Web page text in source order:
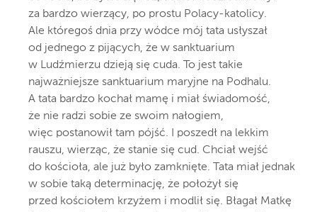
za bardzo wierzący, po prostu Polacy-katolicy.
Ale któregoś dnia przy wódce mój tata usłyszał
od jednego z pijących, że w sanktuarium
w Ludźmierzu dzieją się cuda. To jest takie
najważniejsze sanktuarium maryjne na Podhalu.
A tata bardzo kochał mamę i miał świadomość,
że nie radzi sobie ze swoim nałogiem,
więc postanowił tam pójść. I poszedł na lekkim
rauszu, wierząc, że stanie się cud. Chciał wejść
do kościoła, ale już było zamknięte. Tata miał jednak
w sobie taką determinację, że położył się
przed kościołem krzyżem i modlił się. Błagał Matkę